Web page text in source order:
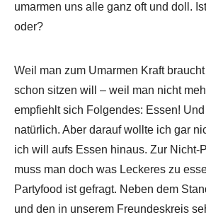
umarmen uns alle ganz oft und doll.
oder?
Weil man zum Umarmen Kraft
schon sitzen will – weil man nicht
empfiehlt sich Folgendes: Essen!
natürlich. Aber darauf wollte ich gar
ich will aufs Essen hinaus. Zur Nicht-
muss man doch was Leckeres zu
Partyfood ist gefragt. Neben dem
und den in unserem Freundeskreis